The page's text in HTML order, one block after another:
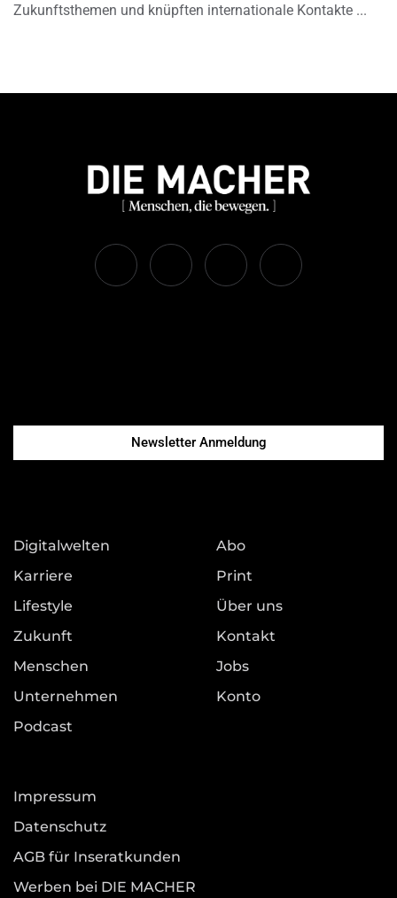
Zukunftsthemen und knüpften internationale Kontakte
Newsletter Anmeldung
Digitalwelten
Karriere
Lifestyle
Zukunft
Menschen
Unternehmen
Podcast
Abo
Print
Über uns
Kontakt
Jobs
Konto
Impressum
Datenschutz
AGB für Inseratkunden
Werben bei DIE MACHER